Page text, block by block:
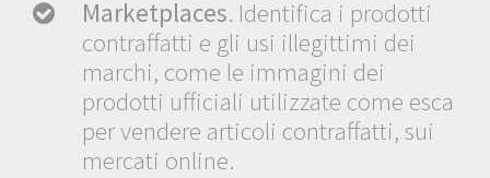
Marketplaces. Identifica i prodotti
contraffatti e gli usi illegittimi dei
marchi, come le immagini dei
prodotti ufficiali utilizzate come esca
per vendere articoli contraffatti, sui
mercati online.